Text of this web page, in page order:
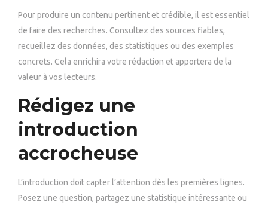
Pour produire un contenu pertinent et crédible, il est essentiel
de faire des recherches. Consultez des sources fiables,
recueillez des données, des statistiques ou des exemples
concrets. Cela enrichira votre rédaction et apportera de la
valeur à vos lecteurs.
Rédigez une
introduction
accrocheuse
L’introduction doit capter l’attention dès les premières lignes.
Posez une question, partagez une statistique intéressante ou